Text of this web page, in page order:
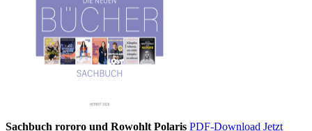
Sachbuch rororo und Rowohlt Polaris PDF-Download Jetzt